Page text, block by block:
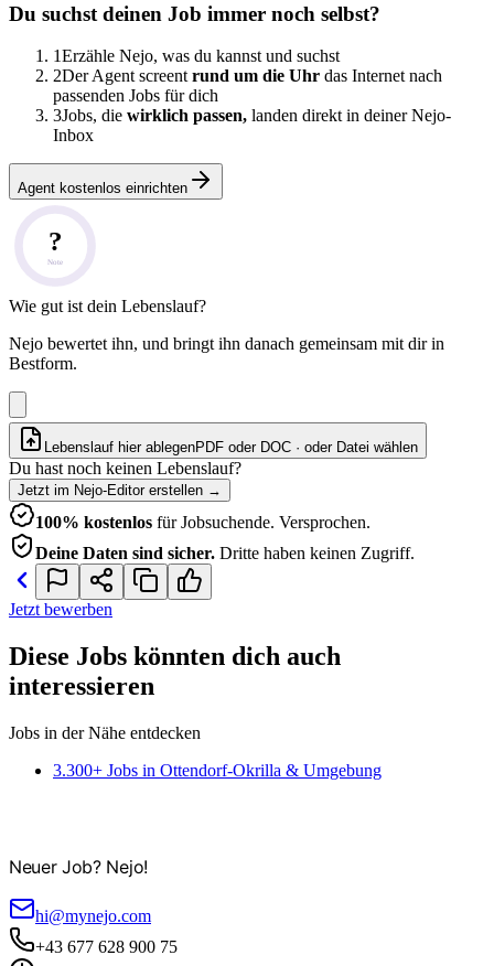
Du suchst deinen Job immer noch selbst?
1Erzähle Nejo, was du kannst und suchst
2Der Agent screent rund um die Uhr das Internet nach
passenden Jobs für dich
3Jobs, die wirklich passen, landen direkt in deiner Nejo-
Inbox
Agent kostenlos einrichten
?
Note
Wie gut ist dein Lebenslauf?
Nejo bewertet ihn, und bringt ihn danach gemeinsam mit dir in
Bestform.
Lebenslauf hier ablegenPDF oder DOC · oder Datei wählen
Du hast noch keinen Lebenslauf?
Jetzt im Nejo-Editor erstellen →
100% kostenlos für Jobsuchende. Versprochen.
Deine Daten sind sicher. Dritte haben keinen Zugriff.
Jetzt bewerben
Diese Jobs könnten dich auch
interessieren
Jobs in der Nähe entdecken
3.300+ Jobs in Ottendorf-Okrilla & Umgebung
Neuer Job? Nejo!
hi@mynejo.com
+43 677 628 900 75